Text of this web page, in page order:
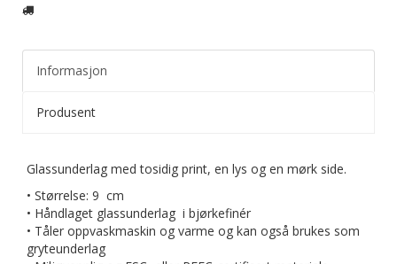
Informasjon
Produsent
Glassunderlag med tosidig print, en lys og en mørk side.
• Størrelse: 9 cm
• Håndlaget glassunderlag i bjørkefinér
• Tåler oppvaskmaskin og varme og kan også brukes som
gryteunderlag